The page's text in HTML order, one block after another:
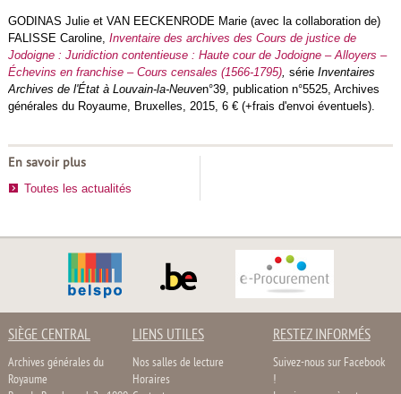
GODINAS Julie et VAN EECKENRODE Marie (avec la collaboration de)
FALISSE Caroline, Inventaire des archives des Cours de justice de
Jodoigne : Juridiction contentieuse : Haute cour de Jodoigne – Alloyers –
Échevins en franchise – Cours censales (1566-1795), série Inventaires
Archives de l'État à Louvain-la-Neuven°39, publication n°5525, Archives
générales du Royaume, Bruxelles, 2015, 6 € (+frais d'envoi éventuels).
En savoir plus
Toutes les actualités
SIÈGE CENTRAL
Archives générales du
Royaume
LIENS UTILES
Nos salles de lecture
Horaires
RESTEZ INFORMÉS
Suivez-nous sur Facebook
!